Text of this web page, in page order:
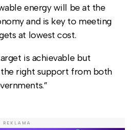
energy will be at the
and is key to meeting
at lowest cost.
is achievable but
right support from both
REKLAMA